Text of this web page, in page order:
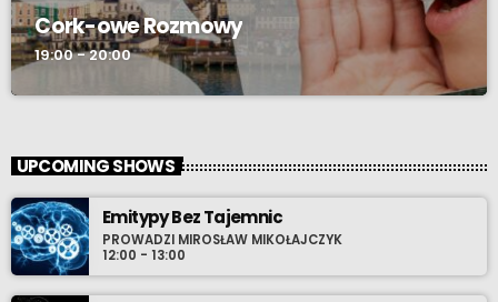
Cork-owe Rozmowy
19:00 - 20:00
UPCOMING SHOWS
Emitypy Bez Tajemnic
PROWADZI MIROSŁAW MIKOŁAJCZYK
12:00 - 13:00